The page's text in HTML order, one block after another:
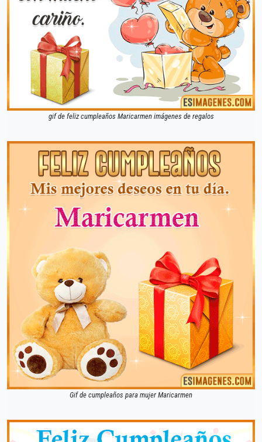
gif de feliz cumpleaños Maricarmen imágenes de regalos
Gif de cumpleaños para mujer Maricarmen